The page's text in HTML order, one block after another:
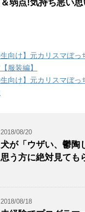
＆弱点!気持ち悪い思
生向け】元カリスマぼ
服装編】
生向け】元カリスマぼ
2018/08/20
犬が「ウザい、鬱陶
思う方に絶対見ても
2018/08/18